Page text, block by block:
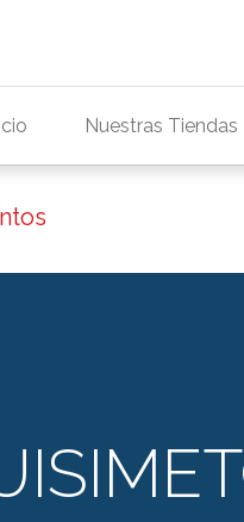
Nuestras Tiendas